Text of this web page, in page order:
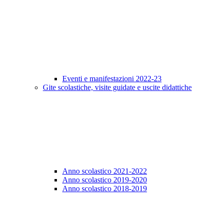
Eventi e manifestazioni 2022-23
Gite scolastiche, visite guidate e uscite didattiche
Anno scolastico 2021-2022
Anno scolastico 2019-2020
Anno scolastico 2018-2019